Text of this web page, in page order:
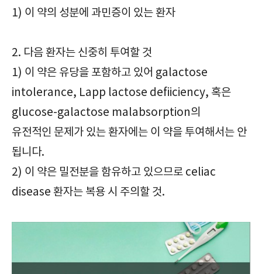
1) 이 약의 성분에 과민증이 있는 환자
2. 다음 환자는 신중히 투여할 것
1) 이 약은 유당을 포함하고 있어 galactose
intolerance, Lapp lactose defiiciency, 혹은
glucose-galactose malabsorption의
유전적인 문제가 있는 환자에는 이 약을 투여해서는 안
됩니다.
2) 이 약은 밀전분을 함유하고 있으므로 celiac
disease 환자는 복용 시 주의할 것.